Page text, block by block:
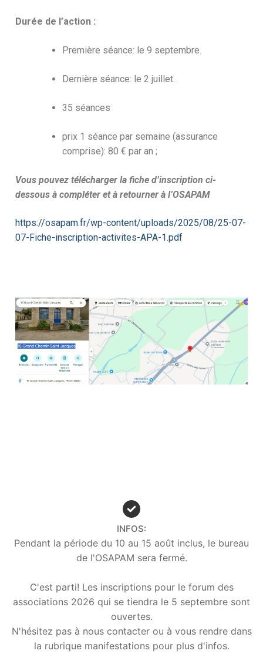
Durée de l’action :
Première séance: le 9 septembre.
Dernière séance: le 2 juillet.
35 séances
prix 1 séance par semaine (assurance
comprise): 80 € par an ;
Vous pouvez télécharger la fiche d’inscription ci-
dessous à compléter et à retourner à l’OSAPAM
https://osapam.fr/wp-content/uploads/2025/08/25-07-
07-Fiche-inscription-activites-APA-1.pdf
INFOS:
Pendant la période du 10 au 15 août inclus, le bureau
de l'OSAPAM sera fermé.
C'est parti! Les inscriptions pour le forum des
associations 2026 qui se tiendra le 5 septembre sont
ouvertes.
N'hésitez pas à nous contacter ou à vous rendre dans
la rubrique manifestations pour plus d'infos.